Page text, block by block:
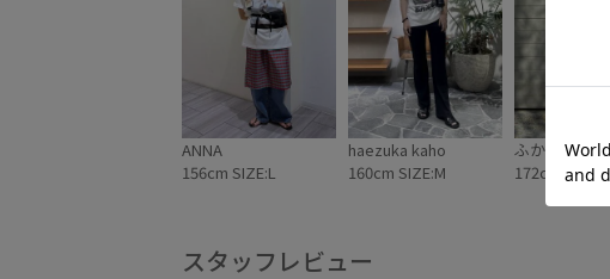
ANNA
156cm SIZE:L
haezuka kaho
160cm SIZE:M
ふかのき
172cm SIZE:L
スタッフレビュー